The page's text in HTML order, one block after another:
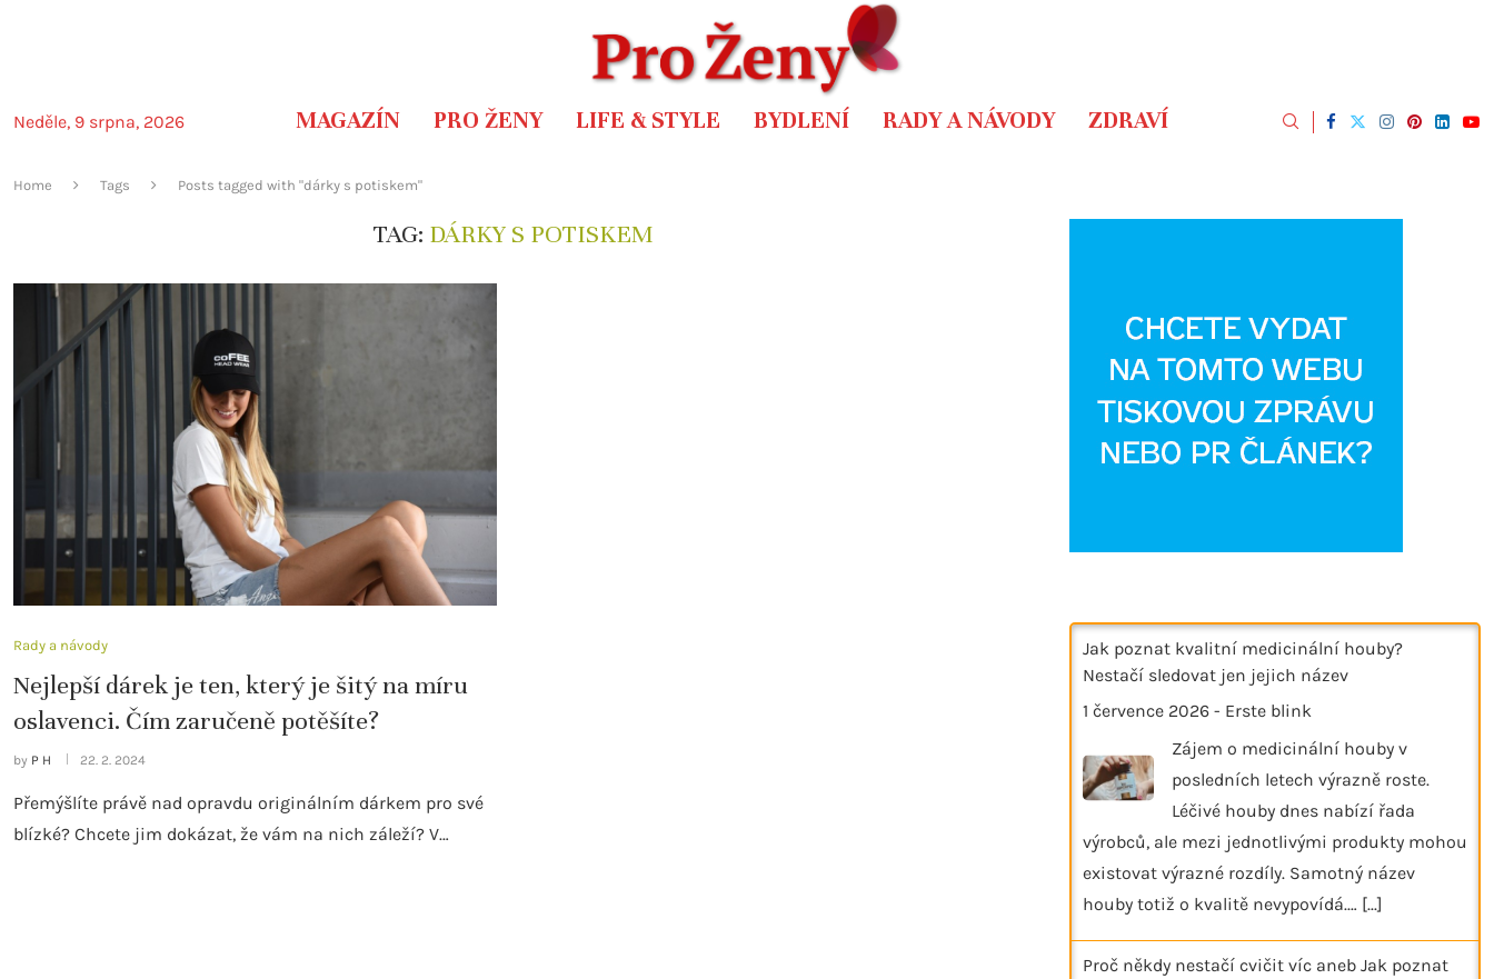
Neděle, 9 srpna, 2026 MAGAZÍN PRO ŽENY LIFE & STYLE BYDLENÍ RADY A NÁVODY ZDRAVÍ
Home Tags Posts tagged with "dárky s potiskem"
TAG: DÁRKY S POTISKEM
Rady a návody
Nejlepší dárek je ten, který je šitý na míru
oslavenci. Čím zaručeně potěšíte?
by P H 22. 2. 2024
Přemýšlíte právě nad opravdu originálním dárkem pro své
blízké? Chcete jim dokázat, že vám na nich záleží? V…
Jak poznat kvalitní medicinální houby?
Nestačí sledovat jen jejich název
1 července 2026 - Erste blink
Zájem o medicinální houby v
posledních letech výrazně roste.
Léčivé houby dnes nabízí řada
výrobců, ale mezi jednotlivými produkty mohou
existovat výrazné rozdíly. Samotný název
houby totiž o kvalitě nevypovídá.… [...]
Proč někdy nestačí cvičit víc aneb Jak poznat